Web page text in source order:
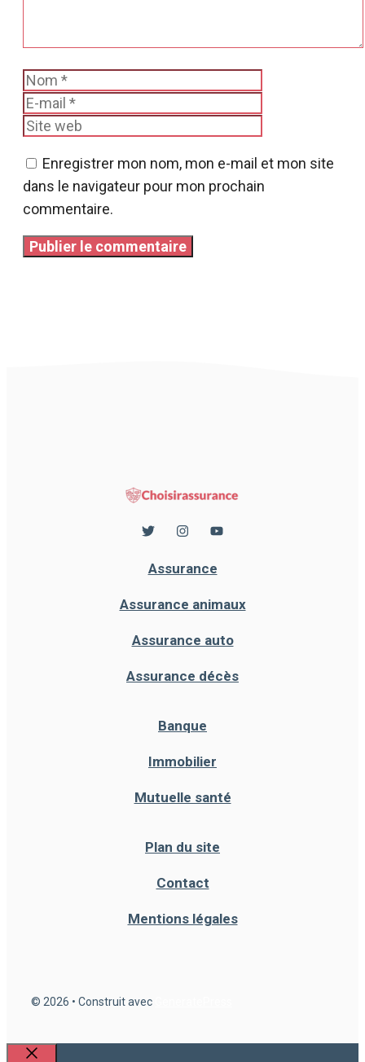
Nom
Enregistrer mon nom, mon e-mail et mon site
dans le navigateur pour mon prochain
commentaire.
Assurance
Assurance animaux
Assurance auto
Assurance décès
Banque
Immobilier
Mutuelle santé
Plan du site
Contact
Mentions légales
© 2026 • Construit avec